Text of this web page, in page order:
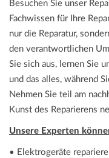
Besuchen Sie unser
Fachwissen für Ihre
nur die Reparatur,
den verantwortlichen
Sie sich aus, lernen Sie
und das alles, während
Nehmen Sie teil am
Kunst des Reparierens
Unsere Experten
• Elektrogeräte